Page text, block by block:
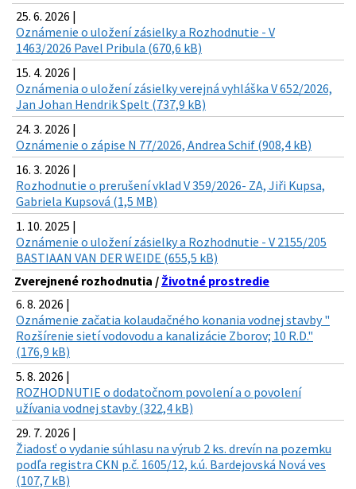
25. 6. 2026 |
Oznámenie o uložení zásielky a Rozhodnutie - V
1463/2026 Pavel Pribula (670,6 kB)
15. 4. 2026 |
Oznámenia o uložení zásielky verejná vyhláška V 652/2026,
Jan Johan Hendrik Spelt (737,9 kB)
24. 3. 2026 |
Oznámenie o zápise N 77/2026, Andrea Schif (908,4 kB)
16. 3. 2026 |
Rozhodnutie o prerušení vklad V 359/2026- ZA, Jiři Kupsa,
Gabriela Kupsová (1,5 MB)
1. 10. 2025 |
Oznámenie o uložení zásielky a Rozhodnutie - V 2155/205
BASTIAAN VAN DER WEIDE (655,5 kB)
Zverejnené rozhodnutia / Životné prostredie
6. 8. 2026 |
Oznámenie začatia kolaudačného konania vodnej stavby "
Rozšírenie sietí vodovodu a kanalizácie Zborov; 10 R.D."
(176,9 kB)
5. 8. 2026 |
ROZHODNUTIE o dodatočnom povolení a o povolení
užívania vodnej stavby (322,4 kB)
29. 7. 2026 |
Žiadosť o vydanie súhlasu na výrub 2 ks. drevín na pozemku
podľa registra CKN p.č. 1605/12, k.ú. Bardejovská Nová ves
(107,7 kB)